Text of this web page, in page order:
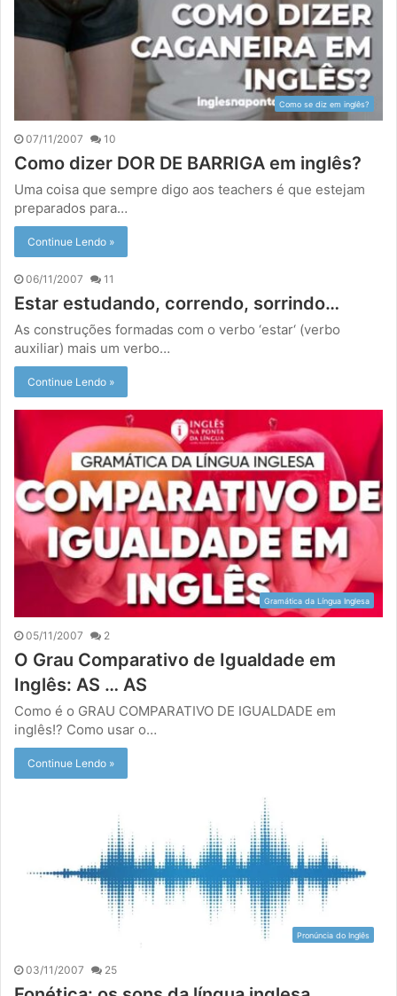
Como se diz em inglês?
07/11/2007 10
Como dizer DOR DE BARRIGA em inglês?
Uma coisa que sempre digo aos teachers é que estejam
preparados para…
Continue Lendo »
06/11/2007 11
Estar estudando, correndo, sorrindo…
As construções formadas com o verbo ‘estar‘ (verbo
auxiliar) mais um verbo…
Continue Lendo »
Gramática da Língua Inglesa
05/11/2007 2
O Grau Comparativo de Igualdade em
Inglês: AS … AS
Como é o GRAU COMPARATIVO DE IGUALDADE em
inglês!? Como usar o…
Continue Lendo »
Pronúncia do Inglês
03/11/2007 25